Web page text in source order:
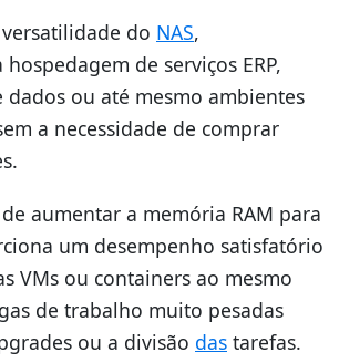
do NAS,
de serviços ERP,
dados ou até mesmo ambientes
a necessidade de comprar
aumentar a memória RAM para
um desempenho satisfatório
VMs ou containers ao mesmo
de trabalho muito pesadas
ou a divisão das tarefas.